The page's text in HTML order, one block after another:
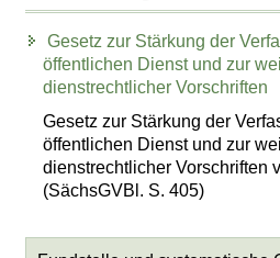
Gesetz zur Stärkung der
öffentlichen Dienst und zur
dienstrechtlicher Vorschriften
Gesetz zur Stärkung der
öffentlichen Dienst und zur
dienstrechtlicher Vorschriften
(SächsGVBl. S. 405)